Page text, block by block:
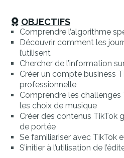
OBJECTIFS
Comprendre l’algorithme
Découvrir comment les
l’utilisent
Chercher de l’information
Créer un compte business
professionnelle
Comprendre les challenges
les choix de musique
Créer des contenus TikTok
de portée
Se familiariser avec TikTok
S’initier à l’utilisation de